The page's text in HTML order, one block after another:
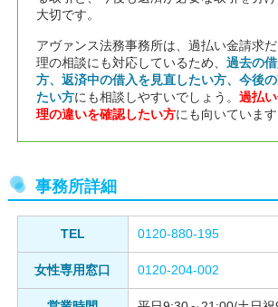
大切です。
アヴァンス法務事務所は、過払い金請求
理の相談にも対応しているため、 過去の
方、返済中の借入を見直したい方、今後
たい方にも相談しやすいでしょう。 過払
理の違いを確認したい方にも向いています
事務所詳細
TEL 0120-880-195
女性専用窓口 0120-204-002